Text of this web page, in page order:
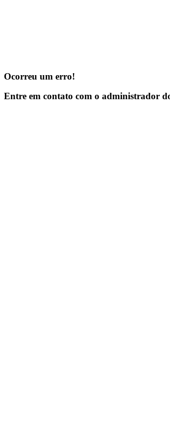
Ocorreu um erro!
Entre em contato com o administrador